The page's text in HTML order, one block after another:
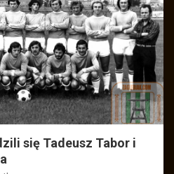
się Tadeusz Tabor i